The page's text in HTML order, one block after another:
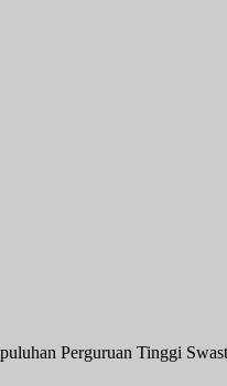
Perguruan Tinggi